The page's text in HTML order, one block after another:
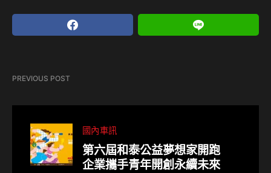
PREVIOUS POST
國內車訊
第六屆和泰公益夢想家開跑
企業攜手青年開創永續未來